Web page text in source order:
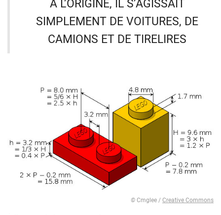
À L’ORIGINE, IL S’AGISSAIT
SIMPLEMENT DE VOITURES, DE
CAMIONS ET DE TIRELIRES
© Cmglee / Creative Commons